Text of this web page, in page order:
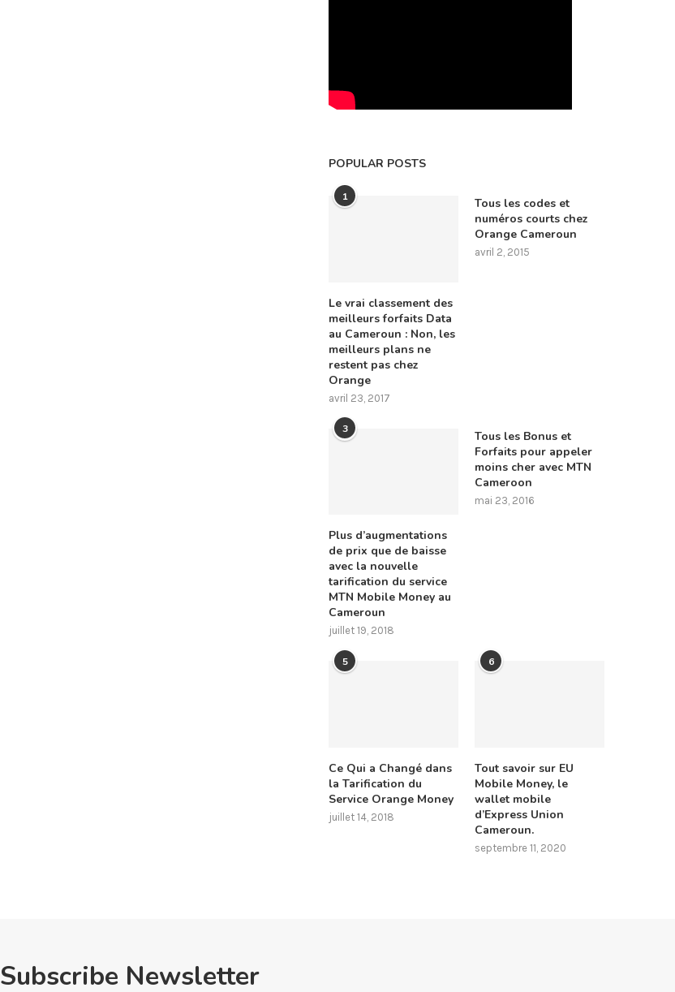
POPULAR POSTS
1
Le vrai classement des
meilleurs forfaits Data
au Cameroun : Non, les
meilleurs plans ne
restent pas chez
Orange
avril 23, 2017
Tous les codes et
numéros courts chez
Orange Cameroun
avril 2, 2015
3
Plus d’augmentations
de prix que de baisse
avec la nouvelle
tarification du service
MTN Mobile Money au
Cameroun
juillet 19, 2018
Tous les Bonus et
Forfaits pour appeler
moins cher avec MTN
Cameroon
mai 23, 2016
5
Ce Qui a Changé dans
la Tarification du
Service Orange Money
juillet 14, 2018
6
Tout savoir sur EU
Mobile Money, le
wallet mobile
d’Express Union
Cameroun.
septembre 11, 2020
Subscribe Newsletter